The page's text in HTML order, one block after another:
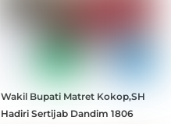
Wakil Bupati Matret Kokop,SH
Hadiri Sertijab Dandim 1806